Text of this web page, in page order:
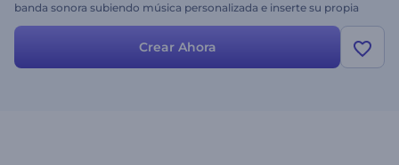
banda sonora subiendo música personalizada e inserte su propia
imagen para ver cómo queda su logo en el Universo Abstracto con
nuestro creador de videos.Crear Ahora